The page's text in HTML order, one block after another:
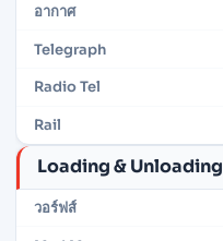
อากาศ
Telegraph
Radio Tel
Rail
Loading & Unloading
วอร์ฟส์